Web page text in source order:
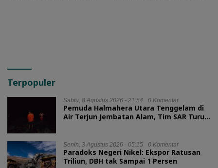
Terpopuler
Sabtu, 8 Agustus 2026 - 21:54 0 Komentar
Pemuda Halmahera Utara Tenggelam di
Air Terjun Jembatan Alam, Tim SAR Turun
Senin, 3 Agustus 2026 - 05:15 0 Komentar
Paradoks Negeri Nikel: Ekspor Ratusan
Triliun, DBH tak Sampai 1 Persen